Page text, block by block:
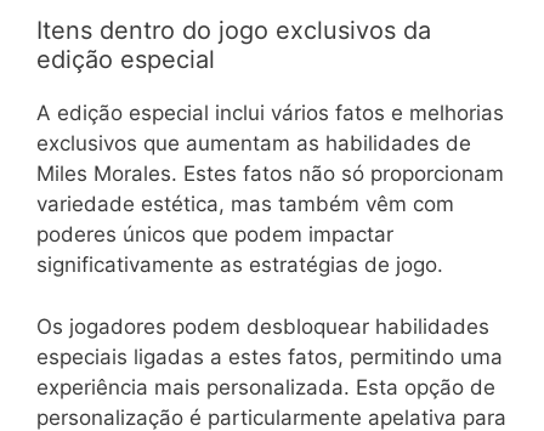
Itens dentro do jogo exclusivos da
edição especial
A edição especial inclui vários fatos e melhorias
exclusivos que aumentam as habilidades de
Miles Morales. Estes fatos não só proporcionam
variedade estética, mas também vêm com
poderes únicos que podem impactar
significativamente as estratégias de jogo.
Os jogadores podem desbloquear habilidades
especiais ligadas a estes fatos, permitindo uma
experiência mais personalizada. Esta opção de
personalização é particularmente apelativa para